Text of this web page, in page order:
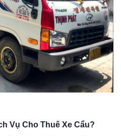
Vụ Cho Thuê Xe Cẩu?